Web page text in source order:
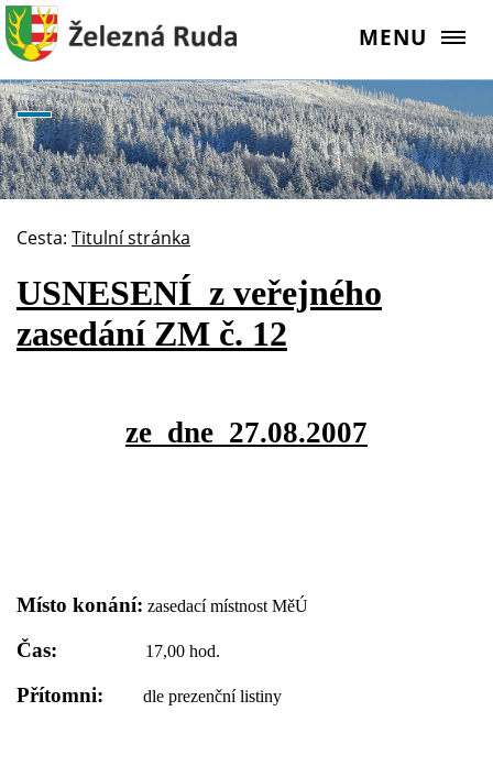
MENU
Cesta: Titulní stránka
USNESENÍ z veřejného
zasedání ZM č. 12
ze dne 27.08.2007
Místo konání: zasedací místnost MěÚ
Čas: 17,00 hod.
Přítomni: dle prezenční listiny